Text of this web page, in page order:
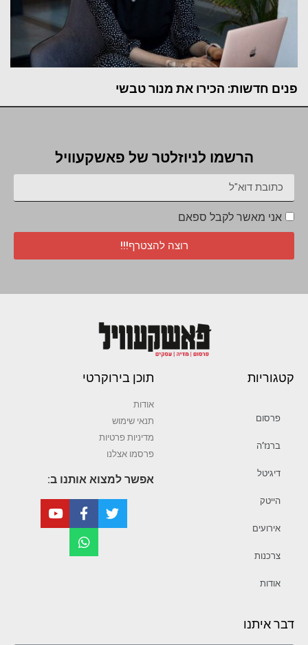
פנים חדשות: הכירו את מנור טבשי
הרשמו לניוזלטר של פאשקעוויל
אני מאשר לקבל ספאם
רוצה להצטרף!!!
קטגוריות
פרסום
ברנז’ה
דיגיטל
הייטק
אירועים
צרכנות
אודות
תוכן בירוקרטי
אודות
תנאי שימוש
מדיניות פרטיות
פרסמו אצלנו
אפשר למצוא אותנו ב:
דבר איתנו